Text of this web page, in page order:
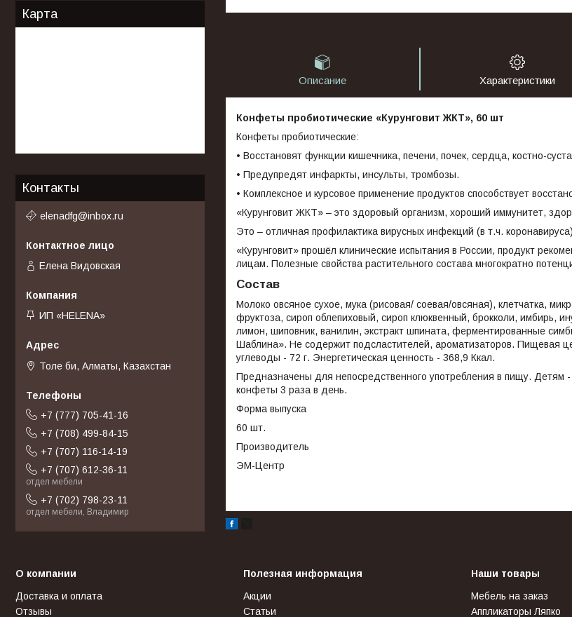
Описание Характеристики
Конфеты пробиотические «Курунговит ЖКТ», 60 шт
Конфеты пробиотические:
• Восстановят функции кишечника, печени, почек, сердца, костно-
• Предупредят инфаркты, инсульты, тромбозы.
• Комплексное и курсовое применение продуктов способствует
«Курунговит ЖКТ» – это здоровый организм, хороший иммунитет,
Это – отличная профилактика вирусных инфекций (в т.ч.
«Курунговит» прошёл клинические испытания в России, продукт
лицам. Полезные свойства растительного состава многократно
Состав
Молоко овсяное сухое, мука (рисовая/ соевая/овсяная), клетчатка,
фруктоза, сироп облепиховый, сироп клюквенный, брокколи, имбирь,
лимон, шиповник, ванилин, экстракт шпината, ферментированные
Шаблина». Не содержит подсластителей, ароматизаторов. Пищевая
углеводы - 72 г. Энергетическая ценность - 368,9 Ккал.
Предназначены для непосредственного употребления в пищу. Детям
конфеты 3 раза в день.
Форма выпуска
60 шт.
Производитель
ЭМ-Центр
Карта
Контакты
elenadfg@inbox.ru
Елена Видовская
ИП «HELENA»
Толе би, Алматы, Казахстан
+7 (777) 705-41-16
+7 (708) 499-84-15
+7 (707) 116-14-19
+7 (707) 612-36-11
отдел мебели
+7 (702) 798-23-11
отдел мебели, Владимир
О компании
Доставка и оплата
Отзывы
Полезная информация
Акции
Статьи
Наши товары
Мебель на заказ
Аппликаторы Ляпко